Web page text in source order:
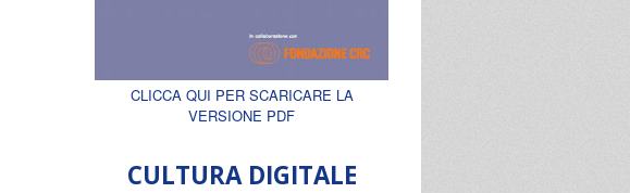
CLICCA QUI PER SCARICARE LA
VERSIONE PDF
CULTURA DIGITALE